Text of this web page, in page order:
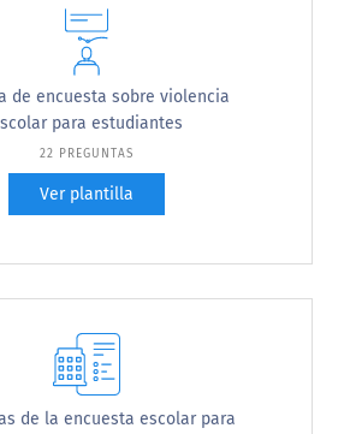
de encuesta sobre violencia
para estudiantes
22 PREGUNTAS
Ver plantilla
de la encuesta escolar para